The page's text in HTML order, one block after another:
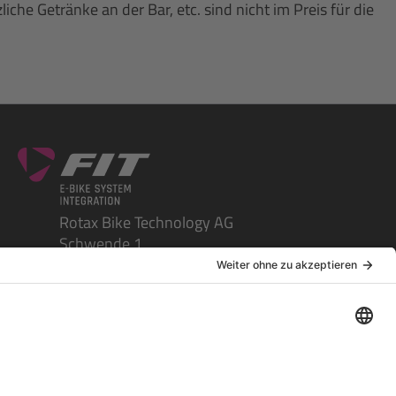
Getränke an der Bar, etc. sind nicht im Preis für die
Rotax Bike Technology AG
Schwende 1